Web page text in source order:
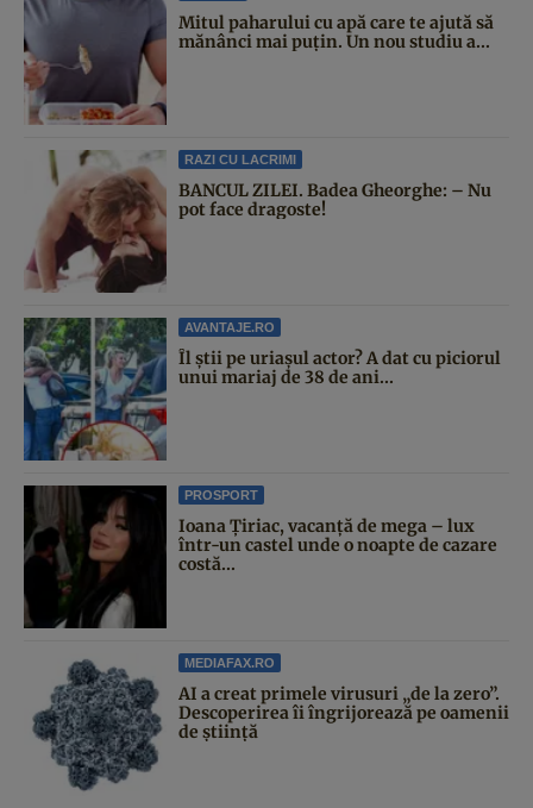
Mitul paharului cu apă care te ajută să
mănânci mai puțin. Un nou studiu a...
RAZI CU LACRIMI
BANCUL ZILEI. Badea Gheorghe: – Nu
pot face dragoste!
AVANTAJE.RO
Îl știi pe uriașul actor? A dat cu piciorul
unui mariaj de 38 de ani...
PROSPORT
Ioana Țiriac, vacanță de mega – lux
într-un castel unde o noapte de cazare
costă...
MEDIAFAX.RO
AI a creat primele virusuri „de la zero”.
Descoperirea îi îngrijorează pe oamenii
de știință